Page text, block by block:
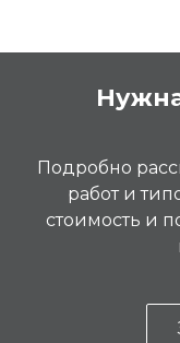
Подробно
работ и
стоимость и